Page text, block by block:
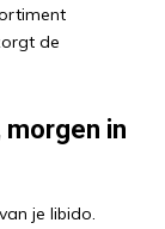
de
morgen in
je libido.